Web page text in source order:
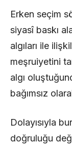
Erken seçim
siyasî baskı
algıları ile
meşruiyetini
algı
bağımsız
Dolayısıyla
doğruluğu